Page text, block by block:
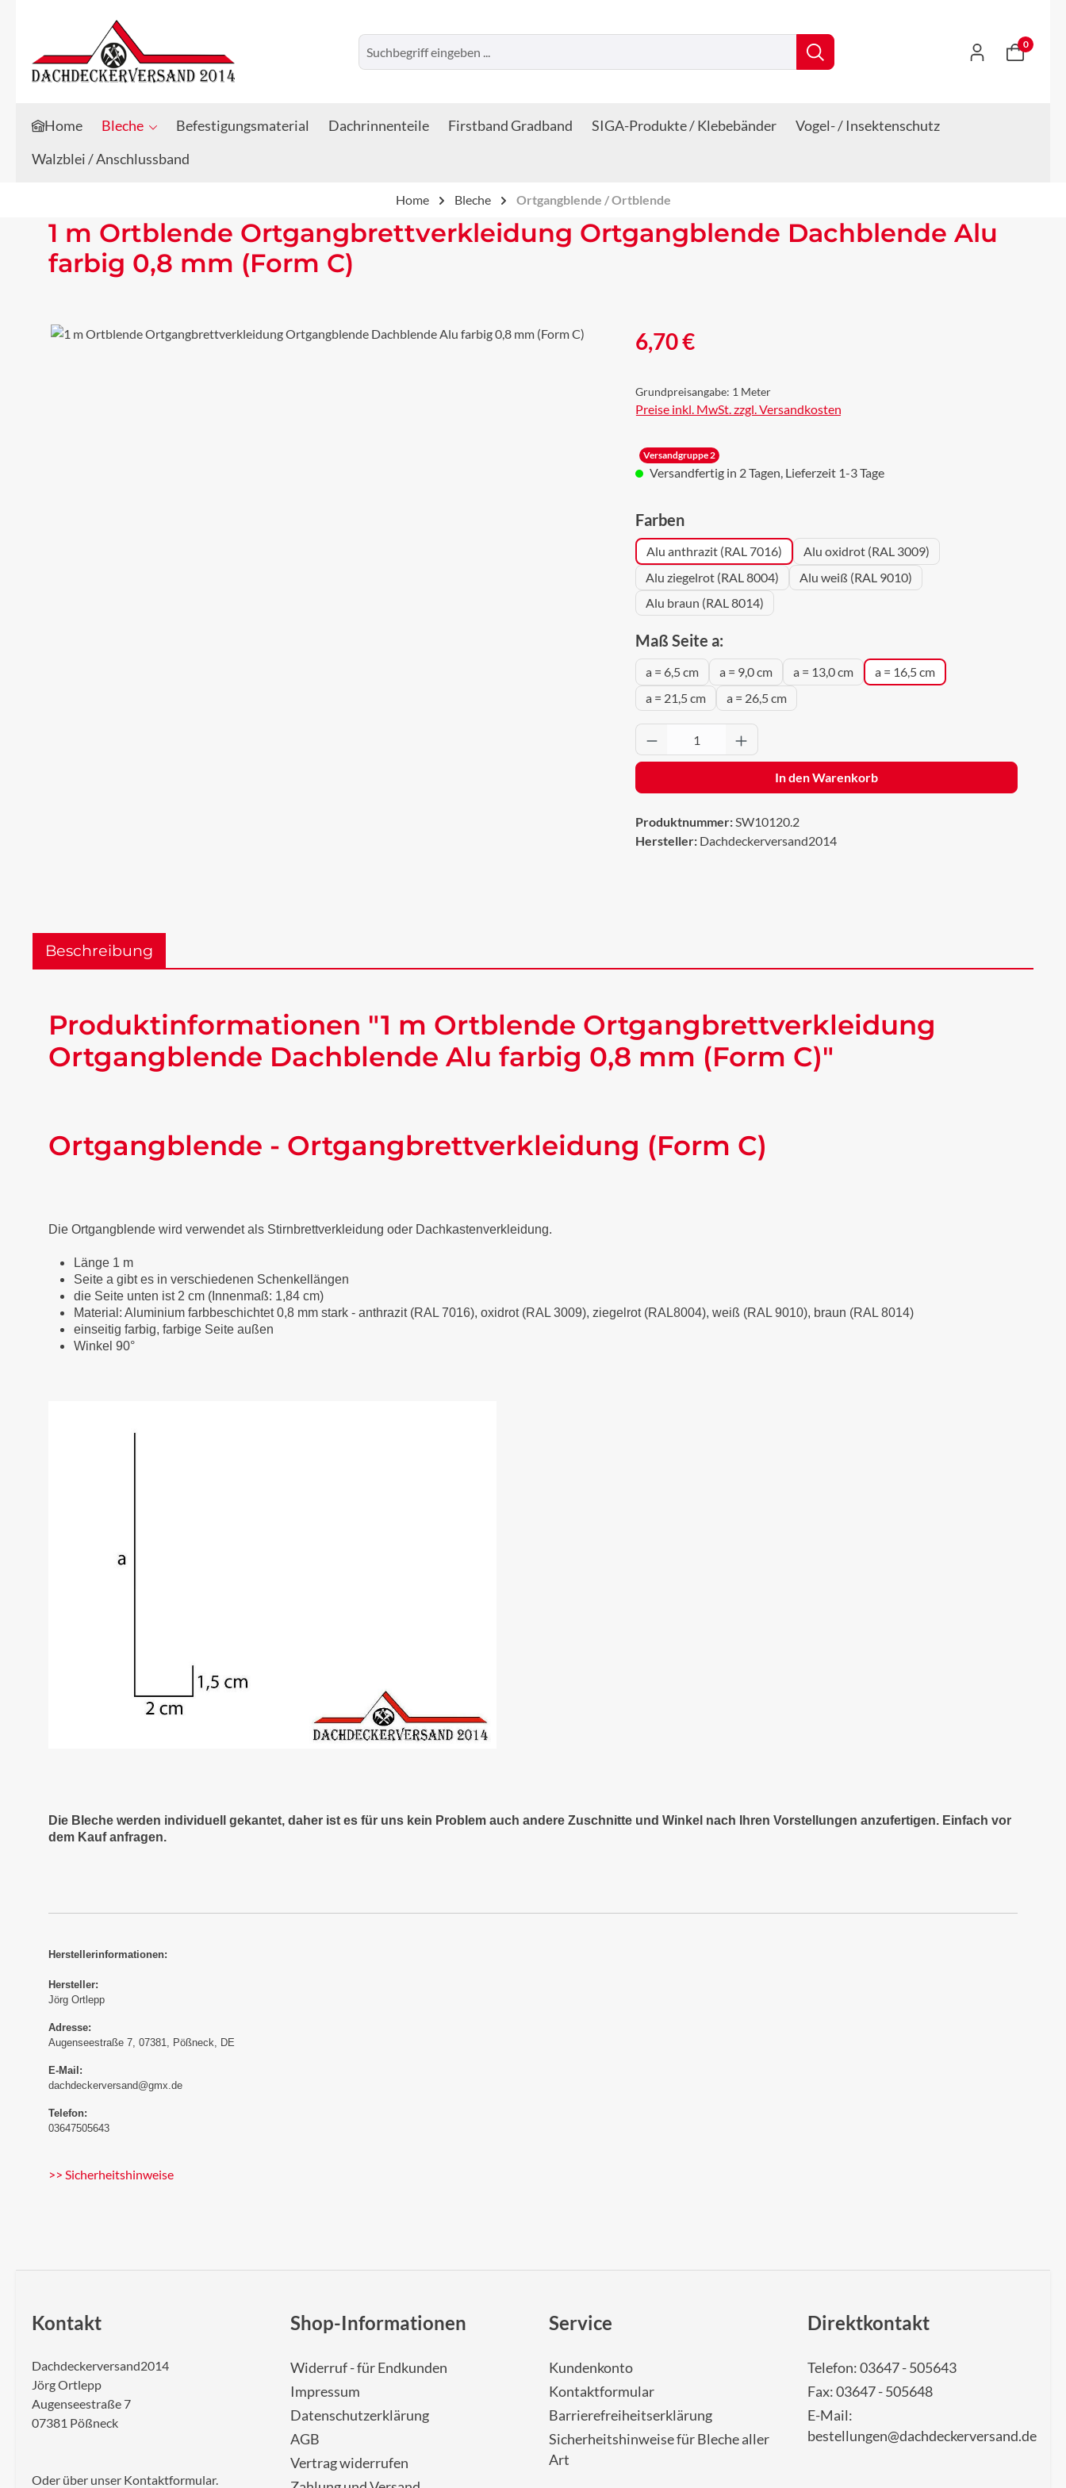
Zum Hauptinhalt springen
Zur Suche springen
0
Home Bleche Befestigungsmaterial Dachrinnenteile Firstband Gradband SIGA-Produkte / Klebebänder
Vogel- / Insektenschutz
Walzblei / Anschlussband
Home Bleche Ortgangblende / Ortblende
1 m Ortblende Ortgangbrettverkleidung Ortgangblende Dachblende Alu
farbig 0,8 mm (Form C)
Bildergalerie überspringen Regulärer Preis:
6,70 €
Grundpreisangabe: 1 Meter
Preise inkl. MwSt. zzgl. Versandkosten
Versandgruppe 2
Versandfertig in 2 Tagen, Lieferzeit 1-3 Tage
Farbenauswählen
Alu anthrazit (RAL 7016)
Alu oxidrot (RAL 3009)
Alu ziegelrot (RAL 8004)
Alu weiß (RAL 9010)
Alu braun (RAL 8014)
Maß Seite a:auswählen
a = 6,5 cm a = 9,0 cm a = 13,0 cm
a = 16,5 cm
a = 21,5 cm
a = 26,5 cm
Produkt Anzahl: Gib den gewünschten Wert ein
In den Warenkorb
Produktnummer:SW10120.2
Hersteller: Dachdeckerversand2014
Beschreibung
Produktinformationen "1 m Ortblende Ortgangbrettverkleidung
Ortgangblende Dachblende Alu farbig 0,8 mm (Form C)"
Ortgangblende - Ortgangbrettverkleidung (Form C)
Die Ortgangblende wird verwendet als Stirnbrettverkleidung oder Dachkastenverkleidung.
Länge 1 m
Seite a gibt es in verschiedenen Schenkellängen
die Seite unten ist 2 cm (Innenmaß: 1,84 cm)
Material: Aluminium farbbeschichtet 0,8 mm stark - anthrazit (RAL 7016), oxidrot (RAL 3009), ziegelrot (RAL8004), weiß (RAL 9010), braun (RAL 8014)
einseitig farbig, farbige Seite außen
Winkel 90°
Die Bleche werden individuell gekantet, daher ist es für uns kein Problem auch andere Zuschnitte und Winkel nach Ihren Vorstellungen anzufertigen. Einfach vor
dem Kauf anfragen.
Herstellerinformationen:
Hersteller:
Jörg Ortlepp
Adresse:
Augenseestraße 7, 07381, Pößneck, DE
E-Mail:
dachdeckerversand@gmx.de
Telefon:
03647505643
>> Sicherheitshinweise
Kontakt
Dachdeckerversand2014
Jörg Ortlepp
Augenseestraße 7
07381 Pößneck
Oder über unser Kontaktformular.
Shop-Informationen
Widerruf - für Endkunden
Impressum
Datenschutzerklärung
AGB
Vertrag widerrufen
Service
Kundenkonto
Kontaktformular
Barrierefreiheitserklärung
Sicherheitshinweise für Bleche aller
Art
Direktkontakt
Telefon: 03647 - 505643
Fax: 03647 - 505648
E-Mail:
bestellungen@dachdeckerversand.de